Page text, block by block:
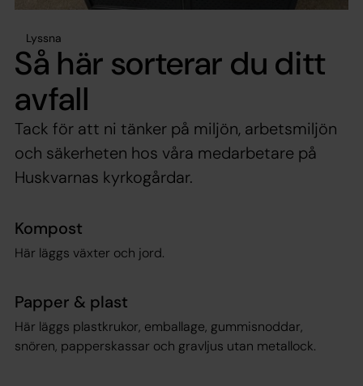
Lyssna
Så här sorterar du ditt
avfall
Tack för att ni tänker på miljön, arbetsmiljön
och säkerheten hos våra medarbetare på
Huskvarnas kyrkogårdar.
Kompost
Här läggs växter och jord.
Papper & plast
Här läggs plastkrukor, emballage, gummisnoddar,
snören, papperskassar och gravljus utan metallock.